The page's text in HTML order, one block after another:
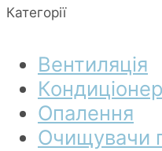
Категорії
Вентиляція
Опалення
Очищувачи